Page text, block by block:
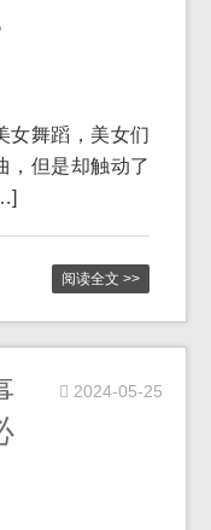
女舞蹈，美女们
，但是却触动了
阅读全文 >>
2024-05-25